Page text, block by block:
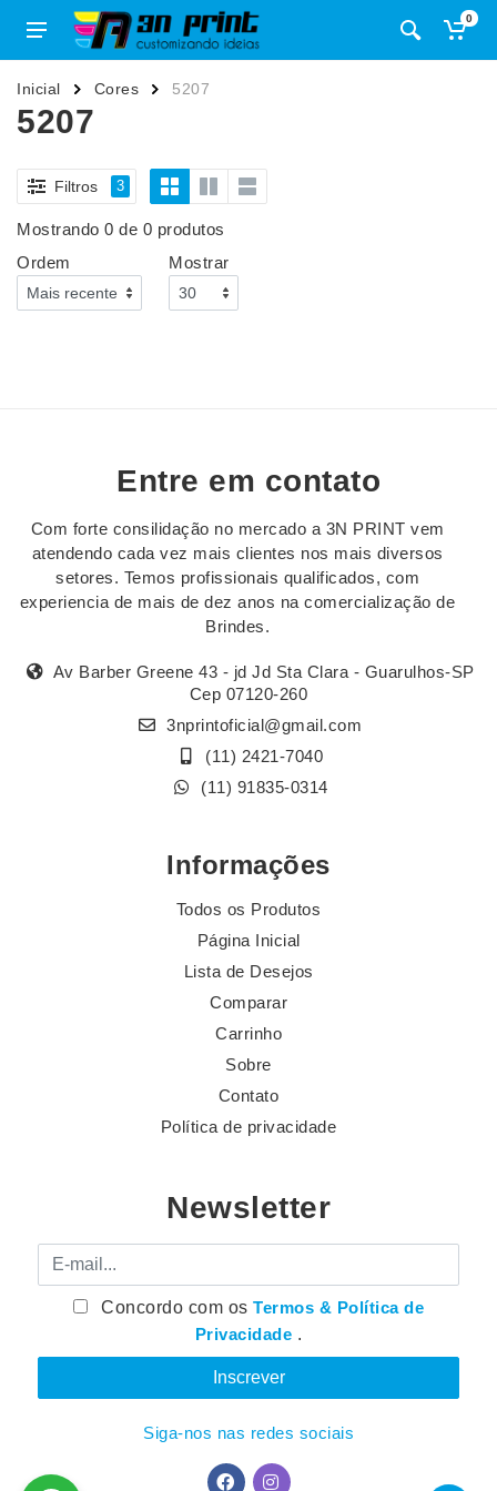
0
Inicial Cores 5207
5207
Filtros 3
Mostrando 0 de 0 produtos
Ordem
Mostrar
Entre em contato
Com forte consilidação no mercado a 3N PRINT vem
atendendo cada vez mais clientes nos mais diversos
setores. Temos profissionais qualificados, com
experiencia de mais de dez anos na comercialização de
Brindes.
Av Barber Greene 43 - jd Jd Sta Clara - Guarulhos-SP
Cep 07120-260
3nprintoficial@gmail.com
(11) 2421-7040
(11) 91835-0314
Informações
Todos os Produtos
Página Inicial
Lista de Desejos
Comparar
Carrinho
Sobre
Contato
Política de privacidade
Newsletter
E-mail
Concordo com osTermos & Política de
Privacidade .
Siga-nos nas redes sociais